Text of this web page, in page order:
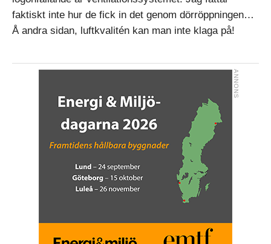
faktiskt inte hur de fick in det genom dörröppningen…
Å andra sidan, luftkvalitén kan man inte klaga på!